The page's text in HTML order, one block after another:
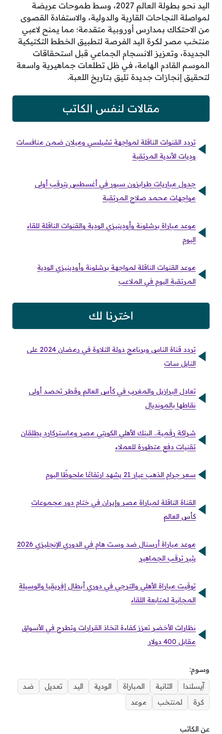
اليد نحو بطولة العالم 2027، وسط طموحات عريضة
لمواصلة النجاحات القارية والدولية، والاستفادة القصوى
من الاحتكاك بمدارس أوروبية متقدمة؛ مما يمنح لاعبي
منتخب مصر لكرة اليد الفرصة لتطبيق الخطط التكتيكية
الجديدة، وتعزيز الانسجام الجماعي قبل استحقاقات
الموسم القادم الهامة، في ظل تطلعات جماهيرية واسعة
لتحقيق إنجازات جديدة تليق بتاريخ اللعبة.
مقالات لنفس الكاتب
تردد القنوات الناقلة لمواجهة تشيلسي وميلان ضمن منافسات
وديات الأندية المرتقبة
جدول مباريات طرابزون سبور في أغسطس يترقب أولى
مواجهات محمد صلاح المرتقبة
موعد مباراة برشلونة وأودينيزي الودية والقنوات الناقلة للقاء
اليوم
موعد القنوات الناقلة لمواجهة برشلونة وأودينيزي الودية
المرتقبة اليوم في الملاعب
اخترنا لك
تردد قناة الناس وبرنامج دولة التلاوة في رمضان 2024 على
النايل سات
تعادل البرازيل والمغرب في كأس العالم وقطر تحصد أولى
نقاطها بالمونديال
شراكة رقمية.. البنك الأهلي الكويتي مصر وماستركارد يطلقان
تقنيات دفع متطورة للعملاء
سعر جرام الذهب عيار 21 يشهد ارتفاعًا ملحوظًا اليوم
القناة الناقلة لمباراة مصر وإيران في ختام دور مجموعات
كأس العالم
موعد مباراة أرسنال ضد وست هام في الدوري الإنجليزي 2026
يثير ترقب الجماهير
توقيت مباراة الأهلي والترجي في دوري أبطال إفريقيا والوسيلة
المجانية لمتابعة اللقاء
نظارات الأخضر تعزز كفاءة اتخاذ القرارات وتطرح في الأسواق
مقابل 400 دولار
وسوم:
آيسلندا
الثانية المباراة الودية اليد تعديل
ضد
كرة
لمنتخب موعد
عن الكاتب